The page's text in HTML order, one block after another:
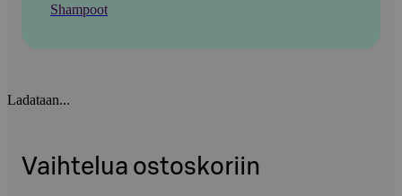
Shampoot
Ladataan...
Vaihtelua ostoskoriin